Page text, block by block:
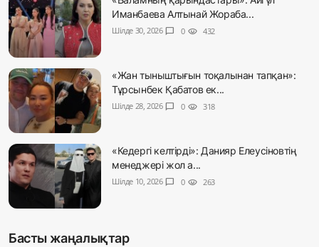
Иманбаева Алтынай Жораба...
Шілде 30, 2026 chat_bubble 0 visibility 432
«Жан тыныштығын тоқалынан тапқан»:
Тұрсынбек Қабатов ек...
Шілде 28, 2026 chat_bubble 0 visibility 318
«Кедергі келтірді»: Данияр Елеусіновтің
менеджері жол а...
Шілде 10, 2026 chat_bubble 0 visibility 263
Басты жаңалықтар